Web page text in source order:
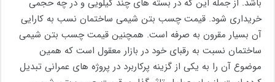
باشد. از جمله این که در بسته های چند کیلویی و در چه حجمی
خریداری شود. قیمت چسب بتن شیمی ساختمان نسب به کارایی
آن بسیار مقرون به صرفه است. همچنین قیمت چسب بتن شیمی
ساختمان نسبت به رقبای خود در بازار معقول است که همین
موضوع آن را به یکی از گزینه پرکاربرد در پروژه های عمرانی تبدیل